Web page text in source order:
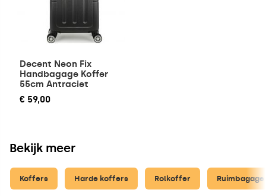
Decent Neon Fix
Handbagage Koffer
55cm Antraciet
€ 59,00
Bekijk meer
Koffers Harde koffers Rolkoffer